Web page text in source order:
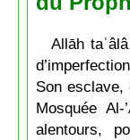
Allāh
Son esclave,
Mosquée
alentours,